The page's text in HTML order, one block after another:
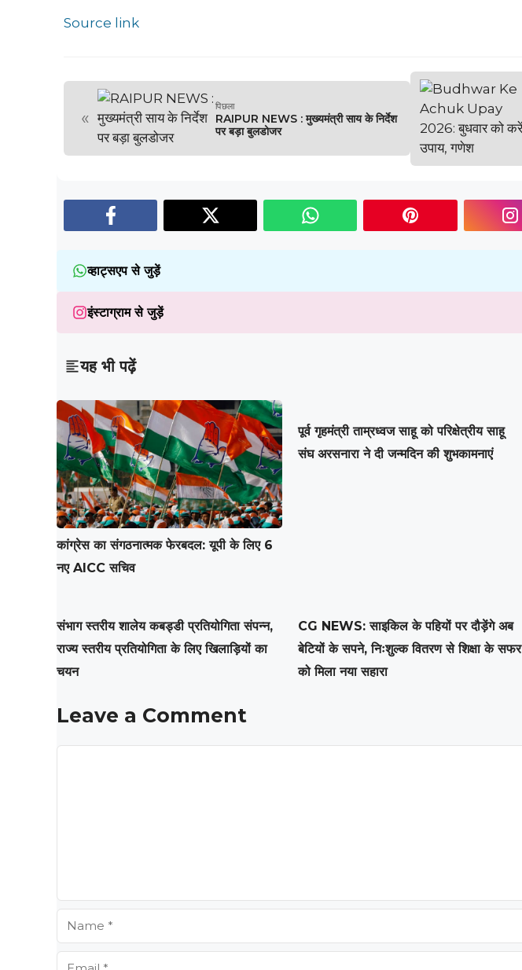
Source link
«
पिछला
RAIPUR NEWS : मुख्यमंत्री साय के निर्देश
पर बड़ा बुलडोजर
व्हाट्सएप से जुड़ें
इंस्टाग्राम से जुड़ें
यह भी पढ़ें
कांग्रेस का संगठनात्मक फेरबदल: यूपी के लिए 6
नए AICC सचिव
पूर्व गृहमंत्री ताम्रध्वज साहू को परिक्षेत्रीय साहू
संघ अरसनारा ने दी जन्मदिन की शुभकामनाएं
संभाग स्तरीय शालेय कबड्डी प्रतियोगिता संपन्न,
राज्य स्तरीय प्रतियोगिता के लिए खिलाड़ियों का
चयन
CG NEWS: साइकिल के पहियों पर दौड़ेंगे अब
बेटियों के सपने, निःशुल्क वितरण से शिक्षा के सफर
को मिला नया सहारा
Leave a Comment